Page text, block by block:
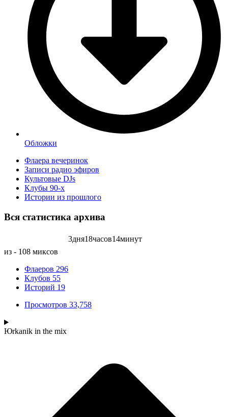
Обложки
Флаера вечеринок
Записи радио эфиров
Культовые DJs
Клубы 90-х
Истории из прошлого
Вся статистика архива
3дня18часов14минут
из - 108 миксов
Флаеров 296
Клубов 55
Историй 19
Просмотров 33,758
Юrkanik in the mix